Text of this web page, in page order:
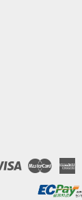
Visa Master